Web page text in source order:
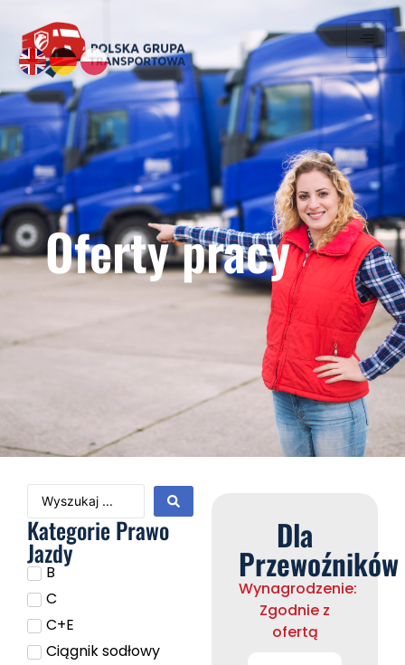
Oferty pracy
Kategorie Prawo
Jazdy
B
C
C+E
Ciągnik sodłowy
Dla
Przewoźników
Wynagrodzenie:
Zgodnie z
ofertą